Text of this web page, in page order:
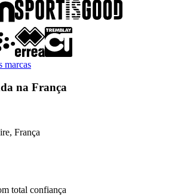
marcas
na França
França
total confiança